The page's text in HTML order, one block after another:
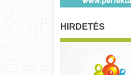
HIRDETÉS